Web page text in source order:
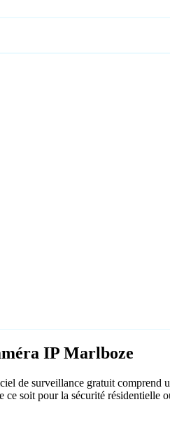
IP Marlboze
de surveillance gratuit
soit pour la sécurité